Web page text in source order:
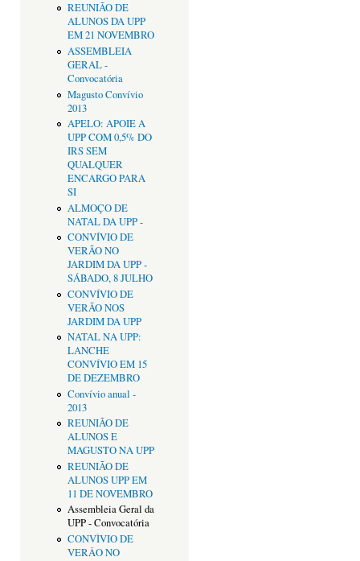
REUNIÃO DE
ALUNOS DA UPP
EM 21 NOVEMBRO
ASSEMBLEIA
GERAL -
Convocatória
Magusto Convívio
2013
APELO: APOIE A
UPP COM 0,5% DO
IRS SEM
QUALQUER
ENCARGO PARA
SI
ALMOÇO DE
NATAL DA UPP -
CONVÍVIO DE
VERÃO NO
JARDIM DA UPP -
SÁBADO, 8 JULHO
CONVÍVIO DE
VERÃO NOS
JARDIM DA UPP
NATAL NA UPP:
LANCHE
CONVÍVIO EM 15
DE DEZEMBRO
Convívio anual -
2013
REUNIÃO DE
ALUNOS E
MAGUSTO NA UPP
REUNIÃO DE
ALUNOS UPP EM
11 DE NOVEMBRO
Assembleia Geral da
UPP - Convocatória
CONVÌVIO DE
VERÂO NO